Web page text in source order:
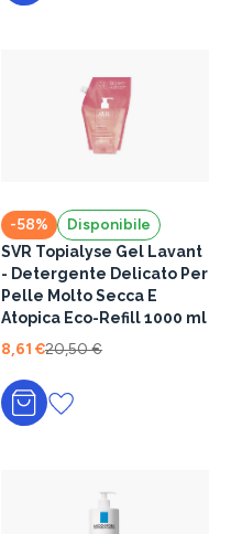
-58% Disponibile
SVR Topialyse Gel Lavant
- Detergente Delicato Per
Pelle Molto Secca E
Atopica Eco-Refill 1000 ml
8,61 €20,50 €
Aggiungi al carrello